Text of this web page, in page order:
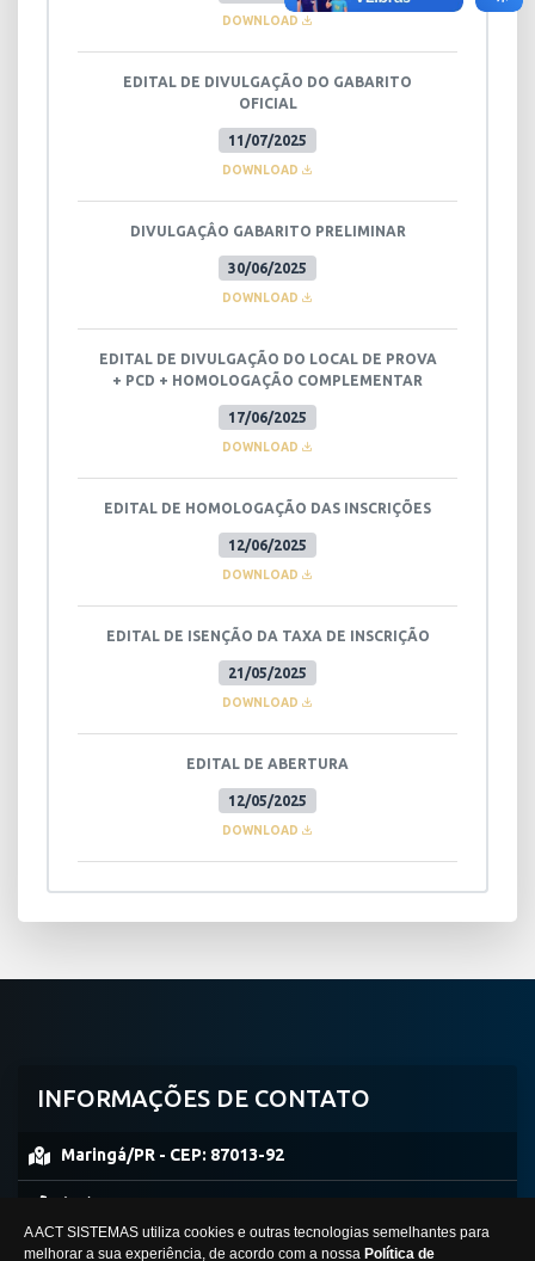
A ACT SISTEMAS utiliza cookies e outras tecnologias semelhantes para
melhorar a sua experiência, de acordo com a nossa Política de
DOWNLOAD
11/07/2025
EDITAL DE DIVULGAÇÃO DO GABARITO
OFICIAL
DOWNLOAD
30/06/2025
DIVULGAÇÂO GABARITO PRELIMINAR
DOWNLOAD
17/06/2025
EDITAL DE DIVULGAÇÃO DO LOCAL DE PROVA
+ PCD + HOMOLOGAÇÃO COMPLEMENTAR
DOWNLOAD
12/06/2025
EDITAL DE HOMOLOGAÇÃO DAS INSCRIÇÕES
DOWNLOAD
21/05/2025
EDITAL DE ISENÇÃO DA TAXA DE INSCRIÇÃO
DOWNLOAD
12/05/2025
EDITAL DE ABERTURA
DOWNLOAD
INFORMAÇÕES DE CONTATO
Maringá/PR - CEP: 87013-92
(44) 99953-0861
concursosimperio@hotmail.com